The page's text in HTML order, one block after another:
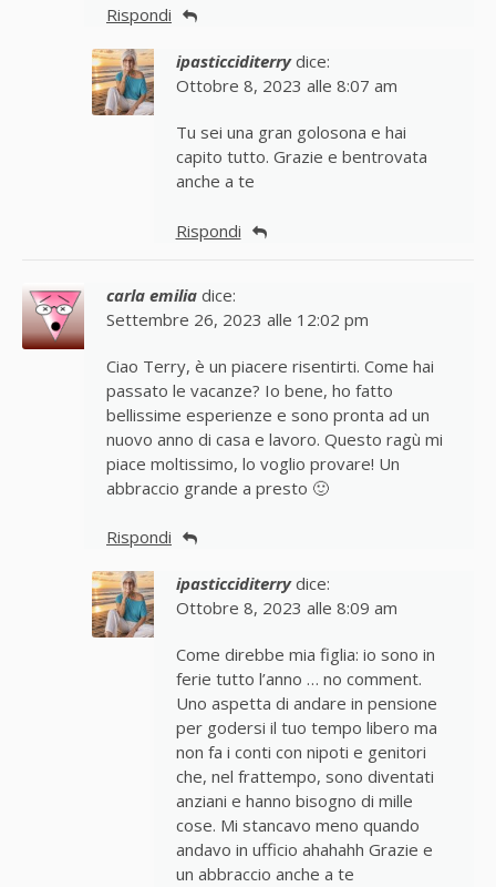
Rispondi
ipasticciditerry dice:
Ottobre 8, 2023 alle 8:07 am
Tu sei una gran golosona e hai
capito tutto. Grazie e bentrovata
anche a te
Rispondi
carla emilia dice:
Settembre 26, 2023 alle 12:02 pm
Ciao Terry, è un piacere risentirti. Come hai
passato le vacanze? Io bene, ho fatto
bellissime esperienze e sono pronta ad un
nuovo anno di casa e lavoro. Questo ragù mi
piace moltissimo, lo voglio provare! Un
abbraccio grande a presto 🙂
Rispondi
ipasticciditerry dice:
Ottobre 8, 2023 alle 8:09 am
Come direbbe mia figlia: io sono in
ferie tutto l’anno … no comment.
Uno aspetta di andare in pensione
per godersi il tuo tempo libero ma
non fa i conti con nipoti e genitori
che, nel frattempo, sono diventati
anziani e hanno bisogno di mille
cose. Mi stancavo meno quando
andavo in ufficio ahahahh Grazie e
un abbraccio anche a te